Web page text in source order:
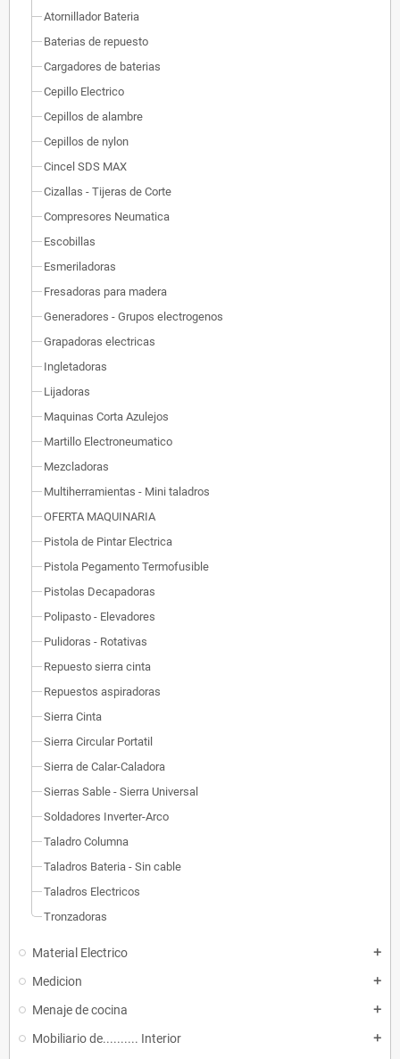
Atornillador Bateria
Baterias de repuesto
Cargadores de baterias
Cepillo Electrico
Cepillos de alambre
Cepillos de nylon
Cincel SDS MAX
Cizallas - Tijeras de Corte
Compresores Neumatica
Escobillas
Esmeriladoras
Fresadoras para madera
Generadores - Grupos electrogenos
Grapadoras electricas
Ingletadoras
Lijadoras
Maquinas Corta Azulejos
Martillo Electroneumatico
Mezcladoras
Multiherramientas - Mini taladros
OFERTA MAQUINARIA
Pistola de Pintar Electrica
Pistola Pegamento Termofusible
Pistolas Decapadoras
Polipasto - Elevadores
Pulidoras - Rotativas
Repuesto sierra cinta
Repuestos aspiradoras
Sierra Cinta
Sierra Circular Portatil
Sierra de Calar-Caladora
Sierras Sable - Sierra Universal
Soldadores Inverter-Arco
Taladro Columna
Taladros Bateria - Sin cable
Taladros Electricos
Tronzadoras
Material Electrico add
Medicion add
Menaje de cocina add
Mobiliario de.......... Interior add